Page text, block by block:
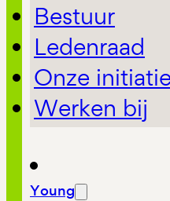
Bestuur
Ledenraad
Onze
Werken bij
Young